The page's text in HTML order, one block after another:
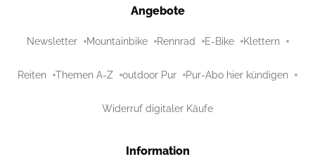
Angebote
Newsletter Mountainbike Rennrad E-Bike Klettern
Reiten Themen A-Z outdoor Pur Pur-Abo hier kündigen
Widerruf digitaler Käufe
Information